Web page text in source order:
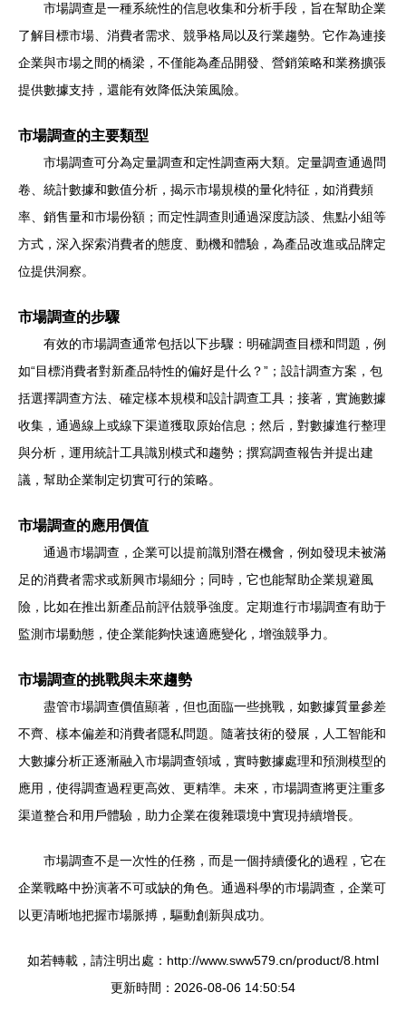
市場調查是一種系統性的信息收集和分析手段，旨在幫助企業
了解目標市場、消費者需求、競爭格局以及行業趨勢。它作為連接
企業與市場之間的橋梁，不僅能為產品開發、營銷策略和業務擴張
提供數據支持，還能有效降低決策風險。
市場調查的主要類型
市場調查可分為定量調查和定性調查兩大類。定量調查通過問
卷、統計數據和數值分析，揭示市場規模的量化特征，如消費頻
率、銷售量和市場份額；而定性調查則通過深度訪談、焦點小組等
方式，深入探索消費者的態度、動機和體驗，為產品改進或品牌定
位提供洞察。
市場調查的步驟
有效的市場調查通常包括以下步驟：明確調查目標和問題，例
如“目標消費者對新產品特性的偏好是什么？”；設計調查方案，包
括選擇調查方法、確定樣本規模和設計調查工具；接著，實施數據
收集，通過線上或線下渠道獲取原始信息；然后，對數據進行整理
與分析，運用統計工具識別模式和趨勢；撰寫調查報告并提出建
議，幫助企業制定切實可行的策略。
市場調查的應用價值
通過市場調查，企業可以提前識別潛在機會，例如發現未被滿
足的消費者需求或新興市場細分；同時，它也能幫助企業規避風
險，比如在推出新產品前評估競爭強度。定期進行市場調查有助于
監測市場動態，使企業能夠快速適應變化，增強競爭力。
市場調查的挑戰與未來趨勢
盡管市場調查價值顯著，但也面臨一些挑戰，如數據質量參差
不齊、樣本偏差和消費者隱私問題。隨著技術的發展，人工智能和
大數據分析正逐漸融入市場調查領域，實時數據處理和預測模型的
應用，使得調查過程更高效、更精準。未來，市場調查將更注重多
渠道整合和用戶體驗，助力企業在復雜環境中實現持續增長。
市場調查不是一次性的任務，而是一個持續優化的過程，它在
企業戰略中扮演著不可或缺的角色。通過科學的市場調查，企業可
以更清晰地把握市場脈搏，驅動創新與成功。
如若轉載，請注明出處：http://www.sww579.cn/product/8.html
更新時間：2026-08-06 14:50:54